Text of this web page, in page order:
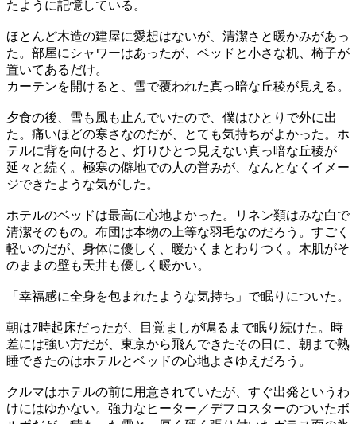
たように記憶している。
ほとんど木造の建屋に愛想はないが、清潔さと暖かみがあっ
た。部屋にシャワーはあったが、ベッドと小さな机、椅子が
置いてあるだけ。
カーテンを開けると、雪で覆われた真っ暗な丘稜が見える。
夕食の後、雪も風も止んでいたので、僕はひとりで外に出
た。痛いほどの寒さなのだが、とても気持ちがよかった。ホ
テルに背を向けると、灯りひとつ見えない真っ暗な丘稜が
延々と続く。極寒の僻地での人の営みが、なんとなくイメー
ジできたような気がした。
ホテルのベッドは最高に心地よかった。リネン類はみな白で
清潔そのもの。布団は本物の上等な羽毛なのだろう。すごく
軽いのだが、身体に優しく、暖かくまとわりつく。木肌がそ
のままの壁も天井も優しく暖かい。
「幸福感に全身を包まれたような気持ち」で眠りについた。
朝は7時起床だったが、目覚ましが鳴るまで眠り続けた。時
差には強い方だが、東京から飛んできたその日に、朝まで熟
睡できたのはホテルとベッドの心地よさゆえだろう。
クルマはホテルの前に用意されていたが、すぐ出発というわ
けにはゆかない。強力なヒーター／デフロスターのついたボ